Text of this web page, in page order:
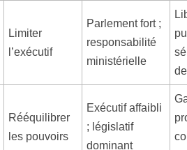
Limiter
l’exécutif
Parlement fort ;
responsabilité
ministérielle
Rééquilibrer
les pouvoirs
Exécutif affaibli
; législatif
dominant